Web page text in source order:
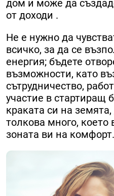
дом и може да
от доходи .
Не е нужно да
всичко, за да се
енергия; бъдете
възможности, като
сътрудничество,
участие в стартиращ
краката си на
толкова много, което
зоната ви на комфорт.